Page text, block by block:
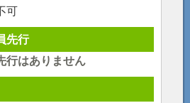
可
先行
行はありません